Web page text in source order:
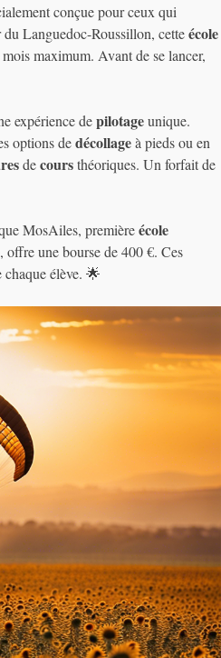
conçue pour ceux qui
Languedoc-Roussillon, cetteécole
maximum. Avant de se lancer,
expérience depilotageunique.
options dedécollageà pieds ou en
decoursthéoriques. Un forfait de
MosAiles, premièreécole
une bourse de 400 €. Ces
chaque élève. 🌟